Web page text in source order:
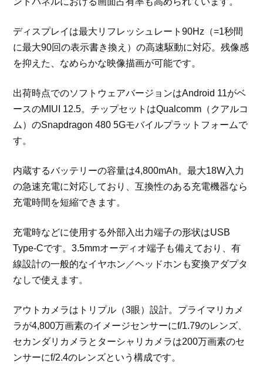
ディスプレイは最大リフレッシュレート90Hz（=1秒間
に最大90回の表示書き換え）の高速駆動に対応。残像感
を抑えた、なめらかな映像描画が可能です。
出荷時点でのソフトウェアバージョンはAndroid 11がベ
ースのMIUI 12.5。チップセットはQualcomm（クアルコ
ム）のSnapdragon 480 5Gモバイルプラットフォームで
す。
内蔵するバッテリーの容量は4,800mAh。最大18W入力
の急速充電に対応しており、互換性のある充電機器なら
充電時間を短縮できます。
充電時などに使用する外部入出力端子の形状はUSB
Type-Cです。3.5mmオーディオ端子も備えており、有
線設計の一般的なイヤホン／ヘッドホンも変換アダプタ
なしで使えます。
アウトカメラはトリプル（3眼）設計。プライマリカメ
ラが4,800万画素のイメージセンサーにf/1.79のレンズ、
セカンダリカメラとターシャリカメラは200万画素のセ
ンサーにf/2.4のレンズという構成です。